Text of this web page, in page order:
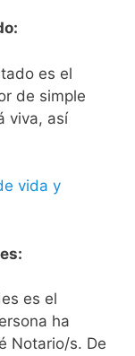
es el
de simple
viva, así
vida y
es el
ha
Notario/s. De